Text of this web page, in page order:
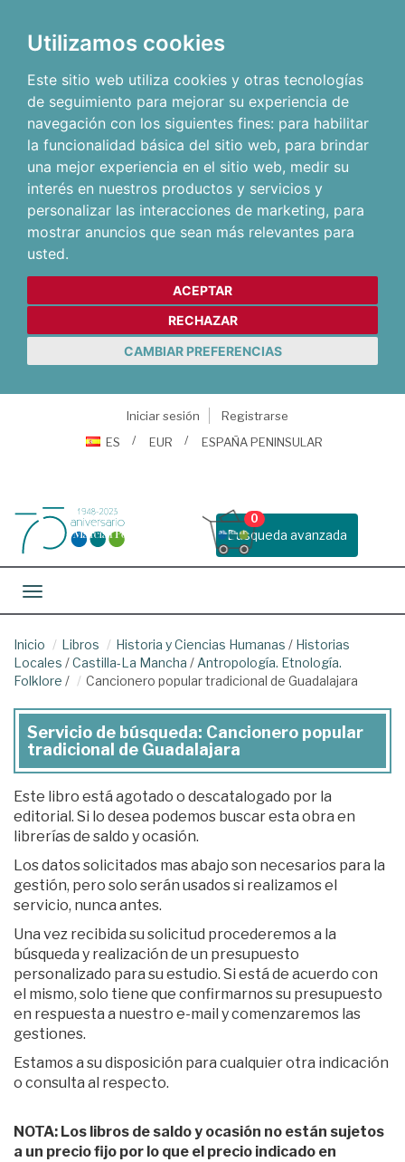
Utilizamos cookies
Este sitio web utiliza cookies y otras tecnologías
de seguimiento para mejorar su experiencia de
navegación con los siguientes fines: para habilitar
la funcionalidad básica del sitio web, para brindar
una mejor experiencia en el sitio web, medir su
interés en nuestros productos y servicios y
personalizar las interacciones de marketing, para
mostrar anuncios que sean más relevantes para
usted.
ACEPTAR
RECHAZAR
CAMBIAR PREFERENCIAS
Iniciar sesión
Registrarse
ES
EUR ESPAÑA PENINSULAR
Busqueda avanzada
0
Toggle navigation
Inicio Libros Historia y Ciencias Humanas / Historias
Locales /Castilla-La Mancha / Antropología. Etnología.
Folklore / Cancionero popular tradicional de Guadalajara
Servicio de búsqueda: Cancionero popular
tradicional de Guadalajara
Este libro está agotado o descatalogado por la
editorial. Si lo desea podemos buscar esta obra en
librerías de saldo y ocasión.
Los datos solicitados mas abajo son necesarios para la
gestión, pero solo serán usados si realizamos el
servicio, nunca antes.
Una vez recibida su solicitud procederemos a la
búsqueda y realización de un presupuesto
personalizado para su estudio. Si está de acuerdo con
el mismo, solo tiene que confirmarnos su presupuesto
en respuesta a nuestro e-mail y comenzaremos las
gestiones.
Estamos a su disposición para cualquier otra indicación
o consulta al respecto.
NOTA: Los libros de saldo y ocasión no están sujetos
a un precio fijo por lo que el precio indicado en